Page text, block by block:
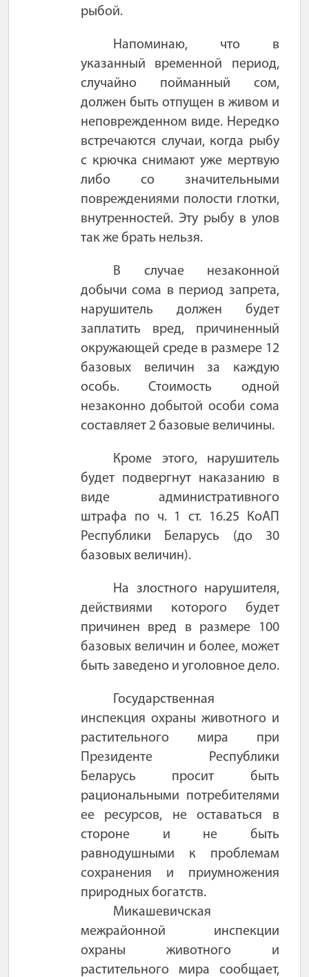
рыбой.
Напоминаю, что в
указанный временной период,
случайно пойманный сом,
должен быть отпущен в живом и
неповрежденном виде. Нередко
встречаются случаи, когда рыбу
с крючка снимают уже мертвую
либо со значительными
повреждениями полости глотки,
внутренностей. Эту рыбу в улов
так же брать нельзя.
В случае незаконной
добычи сома в период запрета,
нарушитель должен будет
заплатить вред, причиненный
окружающей среде в размере 12
базовых величин за каждую
особь. Стоимость одной
незаконно добытой особи сома
составляет 2 базовые величины.
Кроме этого, нарушитель
будет подвергнут наказанию в
виде административного
штрафа по ч. 1 ст. 16.25 КоАП
Республики Беларусь (до 30
базовых величин).
На злостного нарушителя,
действиями которого будет
причинен вред в размере 100
базовых величин и более, может
быть заведено и уголовное дело.
Государственная
инспекция охраны животного и
растительного мира при
Президенте Республики
Беларусь просит быть
рациональными потребителями
ее ресурсов, не оставаться в
стороне и не быть
равнодушными к проблемам
сохранения и приумножения
природных богатств.
Микашевичская
межрайонной инспекции
охраны животного и
растительного мира сообщает,